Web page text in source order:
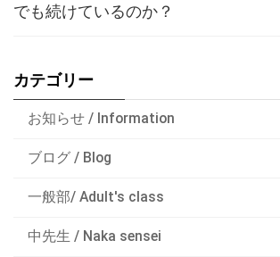
でも続けているのか？
カテゴリー
お知らせ / Information
ブログ / Blog
一般部/ Adult's class
中先生 / Naka sensei